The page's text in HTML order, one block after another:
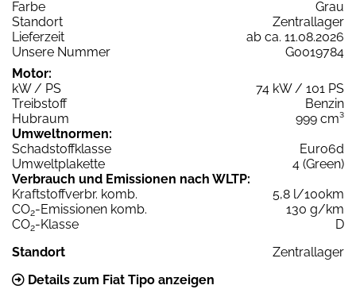
Farbe
Grau
Standort
Zentrallager
Lieferzeit
ab ca. 11.08.2026
Unsere Nummer
G0019784
Motor:
kW / PS
74 kW / 101 PS
Treibstoff
Benzin
Hubraum
999 cm³
Umweltnormen:
Schadstoffklasse
Euro6d
Umweltplakette
4 (Green)
Verbrauch und Emissionen nach WLTP:
Kraftstoffverbr. komb.
5,8 l/100km
CO2-Emissionen komb.
130 g/km
CO2-Klasse
D
Standort
Zentrallager
Details zum Fiat Tipo anzeigen